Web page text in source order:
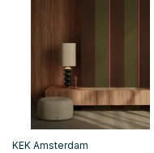
KEK Amsterdam